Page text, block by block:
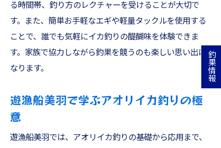
る時間帯、釣り方のレクチャーを受けることが大切で
す。また、簡単お手軽なエギや軽量タックルを使用する
ことで、誰でも気軽にイカ釣りの醍醐味を体験できま
す。家族で協力しながら釣果を競うのも楽しい思い出に
なります。
遊漁船美羽で学ぶアオリイカ釣りの極
意
遊漁船美羽では、アオリイカ釣りの基礎から応用まで、
釣果情報